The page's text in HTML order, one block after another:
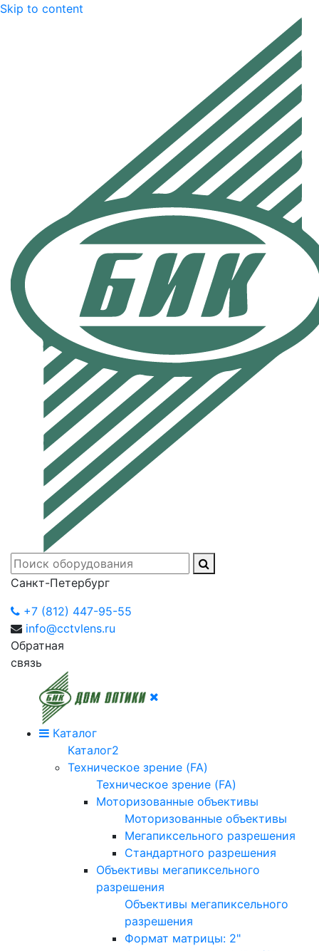
Skip to content
Санкт-Петербург
+7 (812) 447-95-55
info@cctvlens.ru
Обратная
связь
Каталог
Каталог2
Техническое зрение (FA)
Техническое зрение (FA)
Моторизованные объективы
Моторизованные объективы
Мегапиксельного разрешения
Стандартного разрешения
Объективы мегапиксельного
разрешения
Объективы мегапиксельного
разрешения
Формат матрицы: 2"